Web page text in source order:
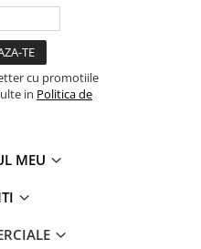
cu promotiile
in Politica de
MEU